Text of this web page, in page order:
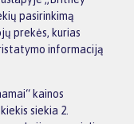
pasirinkimą
prekės, kurias
informaciją
kainos
siekia 2.